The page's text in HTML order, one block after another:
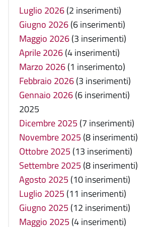
Luglio 2026(2 inserimenti)
Giugno 2026(6 inserimenti)
Maggio 2026(3 inserimenti)
Aprile 2026(4 inserimenti)
Marzo 2026(1 inserimento)
Febbraio 2026(3 inserimenti)
Gennaio 2026(6 inserimenti)
2025
Dicembre 2025 (7 inserimenti)
Novembre 2025 (8 inserimenti)
Ottobre 2025 (13 inserimenti)
Settembre 2025 (8 inserimenti)
Agosto 2025 (10 inserimenti)
Luglio 2025 (11 inserimenti)
Giugno 2025 (12 inserimenti)
Maggio 2025 (4 inserimenti)